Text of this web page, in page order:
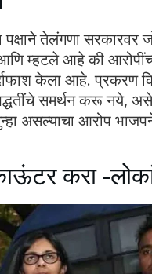
पक्षाने तेलंगणा सरकारवर
म्हटले आहे की
केला आहे. प्रकरण
समर्थन करू नये,
असल्याचा आरोप
करा -